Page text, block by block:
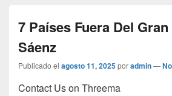
7 Países Fuera Del
Sáenz
Publicado el agosto 11, 2025poradmin—
Contact Us on Threema